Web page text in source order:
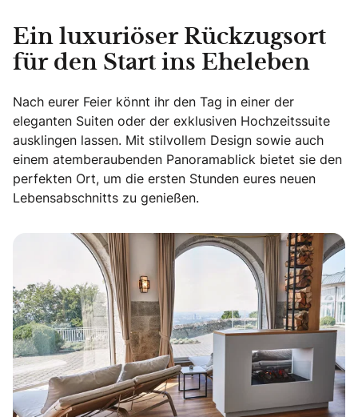
Ein luxuriöser Rückzugsort
für den Start ins Eheleben
Nach eurer Feier könnt ihr den Tag in einer der
eleganten Suiten oder der exklusiven Hochzeitssuite
ausklingen lassen. Mit stilvollem Design sowie auch
einem atemberaubenden Panoramablick bietet sie den
perfekten Ort, um die ersten Stunden eures neuen
Lebensabschnitts zu genießen.